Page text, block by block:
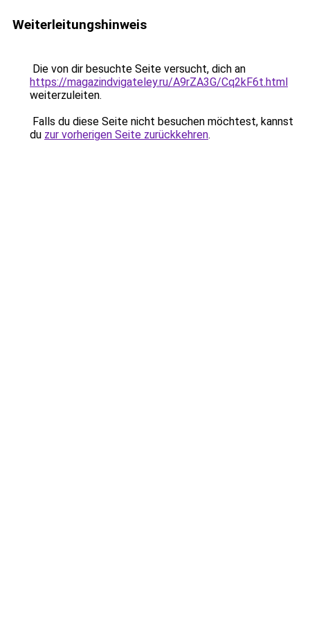
Weiterleitungshinweis
Die von dir besuchte Seite versucht, dich an
https://magazindvigateley.ru/A9rZA3G/Cq2kF6t.html
weiterzuleiten.
Falls du diese Seite nicht besuchen möchtest, kannst
du zur vorherigen Seite zurückkehren.